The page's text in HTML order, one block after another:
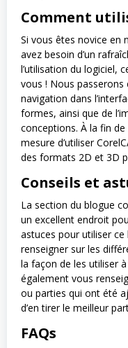
Comment
Si vous êtes novice en
avez besoin d’un
l’utilisation du logiciel,
vous ! Nous passerons
navigation dans
formes, ainsi que de
conceptions. À la fin
mesure d’utiliser
des formats 2D et 3D
Conseils et
La section du blogue
un excellent endroit
astuces pour utiliser ce
renseigner sur les
la façon de les utiliser
également vous
ou parties qui ont été
d’en tirer le meilleur
FAQs